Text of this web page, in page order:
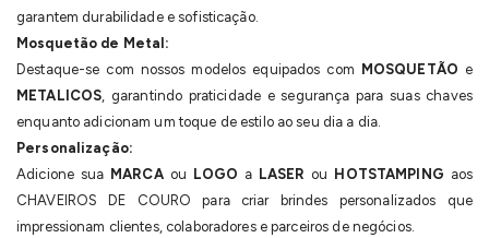
garantem durabilidade e sofisticação.
Mosquetão de Metal:
Destaque-se com nossos modelos equipados com MOSQUETÃO e
METALICOS , garantindo praticidade e segurança para suas chaves
enquanto adicionam um toque de estilo ao seu dia a dia.
Personalização:
Adicione sua MARCAou LOGO a LASER ou HOTSTAMPING aos
CHAVEIROS DE COURO para criar brindes personalizados que
impressionam clientes, colaboradores e parceiros de negócios.